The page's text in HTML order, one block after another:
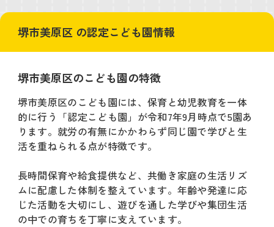
堺市美原区 の認定こども園情報
堺市美原区のこども園の特徴
堺市美原区のこども園には、保育と幼児教育を一体
的に行う「認定こども園」が令和7年9月時点で5園あ
ります。就労の有無にかかわらず同じ園で学びと生
活を重ねられる点が特徴です。
長時間保育や給食提供など、共働き家庭の生活リズ
ムに配慮した体制を整えています。年齢や発達に応
じた活動を大切にし、遊びを通した学びや集団生活
の中での育ちを丁寧に支えています。